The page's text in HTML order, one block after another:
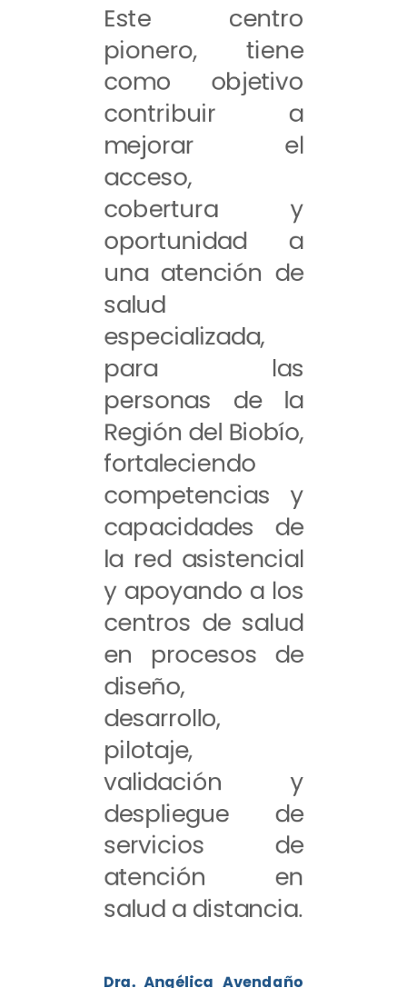
Este centro
pionero, tiene
como objetivo
contribuir a
mejorar el
acceso,
cobertura y
oportunidad a
una atención de
salud
especializada,
para las
personas de la
Región del Biobío,
fortaleciendo
competencias y
capacidades de
la red asistencial
y apoyando a los
centros de salud
en procesos de
diseño,
desarrollo,
pilotaje,
validación y
despliegue de
servicios de
atención en
salud a distancia.
Dra. Angélica Avendaño